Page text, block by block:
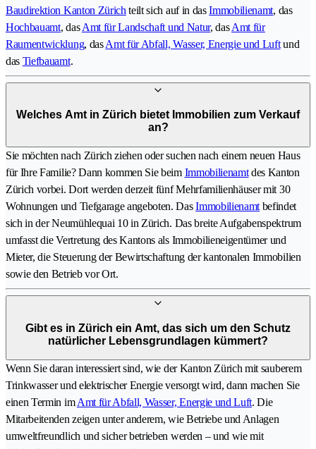
Baudirektion Kanton Zürich teilt sich auf in dasImmobilienamt, das
Hochbauamt, dasAmt für Landschaft und Natur, dasAmt für
Raumentwicklung, dasAmt für Abfall, Wasser, Energie und Luftund
das Tiefbauamt.
Welches Amt in Zürich bietet Immobilien zum Verkauf
an?
Sie möchten nach Zürich ziehen oder suchen nach einem neuen Haus
für Ihre Familie? Dann kommen Sie beim Immobilienamtdes Kanton
Zürich vorbei. Dort werden derzeit fünf Mehrfamilienhäuser mit 30
Wohnungen und Tiefgarage angeboten. DasImmobilienamt befindet
sich in der Neumühlequai 10 in Zürich. Das breite Aufgabenspektrum
umfasst die Vertretung des Kantons als Immobilieneigentümer und
Mieter, die Steuerung der Bewirtschaftung der kantonalen Immobilien
sowie den Betrieb vor Ort.
Gibt es in Zürich ein Amt, das sich um den Schutz
natürlicher Lebensgrundlagen kümmert?
Wenn Sie daran interessiert sind, wie der Kanton Zürich mit sauberem
Trinkwasser und elektrischer Energie versorgt wird, dann machen Sie
einen Termin imAmt für Abfall, Wasser, Energie und Luft. Die
Mitarbeitenden zeigen unter anderem, wie Betriebe und Anlagen
umweltfreundlich und sicher betrieben werden – und wie mit